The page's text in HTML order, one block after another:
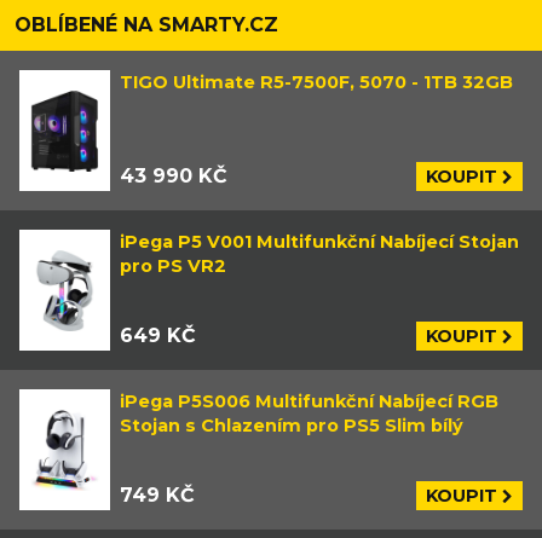
OBLÍBENÉ NA SMARTY.CZ
TIGO Ultimate R5-7500F, 5070 - 1TB 32GB
43 990 KČ KOUPIT
iPega P5 V001 Multifunkční Nabíjecí Stojan
pro PS VR2
649 KČ KOUPIT
iPega P5S006 Multifunkční Nabíjecí RGB
Stojan s Chlazením pro PS5 Slim bílý
749 KČ KOUPIT